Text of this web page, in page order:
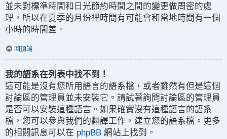
並未對標準時間和日光節約時間之間的變更做周密的處
理，所以在夏季的月份裡時間有可能會和當地時間有一個
小時的時間差。
回頂端
我的語系在列表中找不到！
這可能是沒有您所用語言的語系檔，或者雖然有但是這個
討論區的管理員並未安裝它。請試著詢問討論區的管理員
是否可以安裝這種語言。如果確實沒有這種語言的語系
檔，您可以參與我們的翻譯工作，建立您的語系檔。更多
的相關訊息可以在 phpBB 網站上找到。